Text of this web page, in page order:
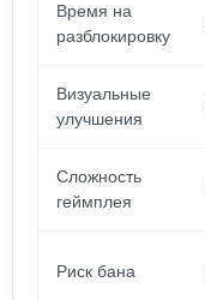
Время на
разблокировку
Визуальные
улучшения
Сложность
геймплея
Риск бана